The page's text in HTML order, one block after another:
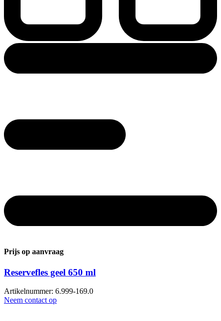
Prijs op aanvraag
Reservefles geel 650 ml
Artikelnummer: 6.999-169.0
Neem contact op